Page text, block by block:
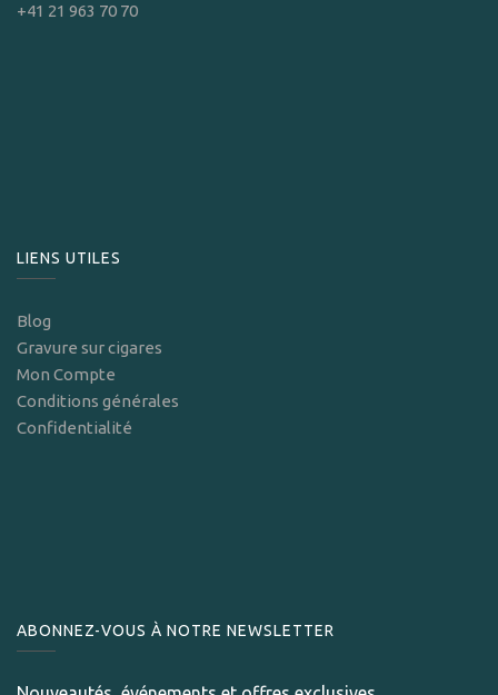
+41 21 963 70 70
LIENS UTILES
Blog
Gravure sur cigares
Mon Compte
Conditions générales
Confidentialité
ABONNEZ-VOUS À NOTRE NEWSLETTER